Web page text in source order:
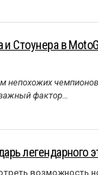
Стоунера в
непохожих
фактор…
легендарного
возможность